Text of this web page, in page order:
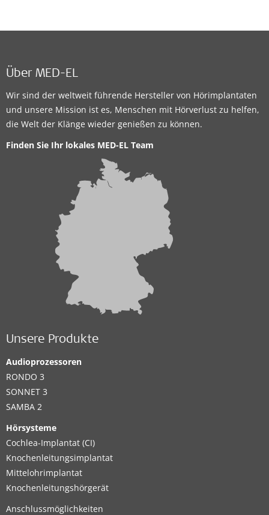
Über MED-EL
Wir sind der weltweit führende Hersteller von Hörimplantaten
und unsere Mission ist es, Menschen mit Hörverlust zu helfen,
die Welt der Klänge wieder genießen zu können.
Finden Sie Ihr lokales MED-EL Team
Unsere Produkte
Audioprozessoren
RONDO 3
SONNET 3
SAMBA 2
Hörsysteme
Cochlea-Implantat (CI)
Knochenleitungsimplantat
Mittelohrimplantat
Knochenleitungshörgerät
Anschlussmöglichkeiten